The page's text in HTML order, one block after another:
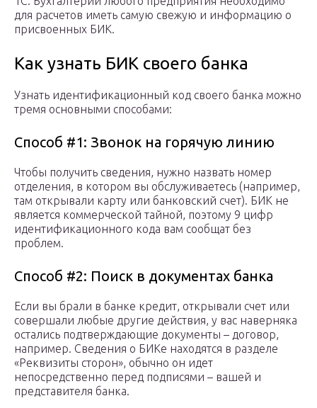
для расчетов иметь самую свежую и информацию о
присвоенных БИК.
Как узнать БИК своего банка
Узнать идентификационный код своего банка можно
тремя основными способами:
Способ #1: Звонок на горячую линию
Чтобы получить сведения, нужно назвать номер
отделения, в котором вы обслуживаетесь (например,
там открывали карту или банковский счет). БИК не
является коммерческой тайной, поэтому 9 цифр
идентификационного кода вам сообщат без
проблем.
Способ #2: Поиск в документах банка
Если вы брали в банке кредит, открывали счет или
совершали любые другие действия, у вас наверняка
остались подтверждающие документы – договор,
например. Сведения о БИКе находятся в разделе
«Реквизиты сторон», обычно он идет
непосредственно перед подписями – вашей и
представителя банка.